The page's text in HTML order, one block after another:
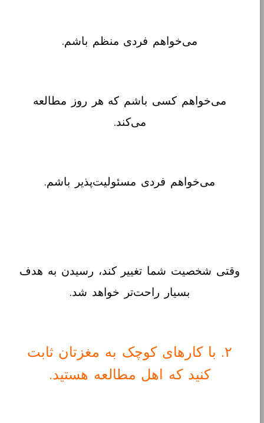
می‌خواهم فردی منظم باشم.
می‌خواهم کسی باشم که هر روز مطالعه
می‌کند.
می‌خواهم فردی مسئولیت‌پذیر باشم.
وقتی شخصیت شما تغییر کند، رسیدن به هدف
بسیار راحت‌تر خواهد شد.
۲. با کارهای کوچک به مغزتان ثابت
کنید که اهل مطالعه هستید.